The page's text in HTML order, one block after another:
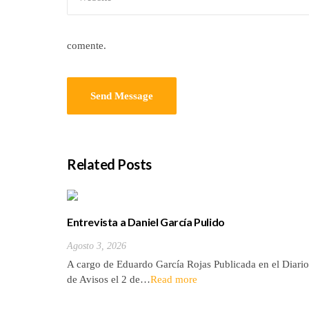
comente.
Related Posts
Entrevista a Daniel García Pulido
Agosto 3, 2026
A cargo de Eduardo García Rojas Publicada en el Diario
de Avisos el 2 de…Read more